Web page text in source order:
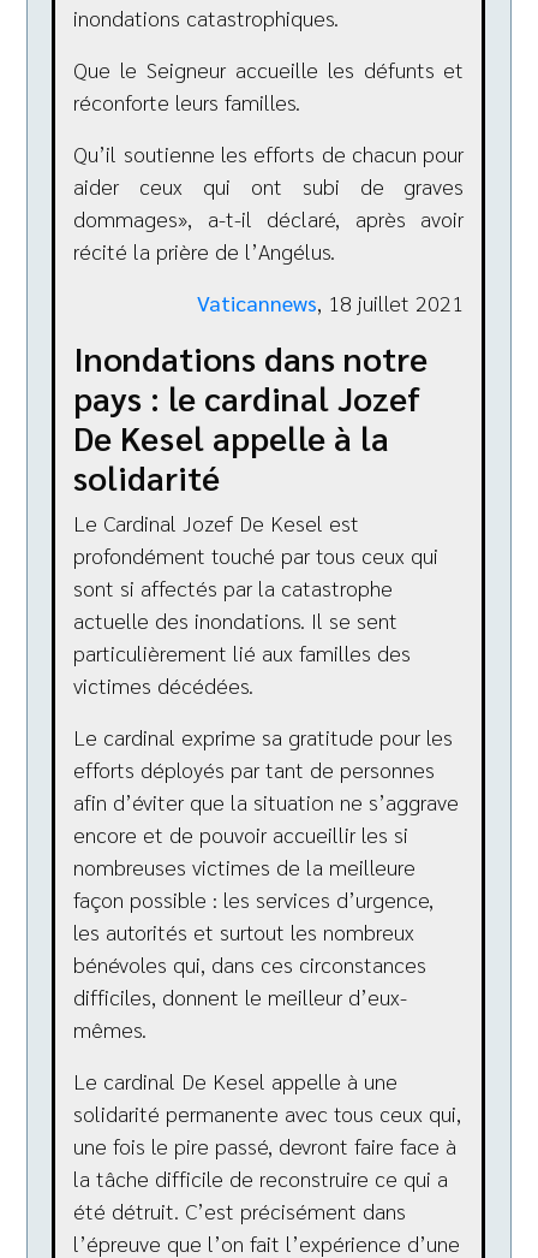
inondations catastrophiques.
Que le Seigneur accueille les défunts et
réconforte leurs familles.
Qu’il soutienne les efforts de chacun pour
aider ceux qui ont subi de graves
dommages», a-t-il déclaré, après avoir
récité la prière de l’Angélus.
Vaticannews , 18 juillet 2021
Inondations dans notre
pays : le cardinal Jozef
De Kesel appelle à la
solidarité
Le Cardinal Jozef De Kesel est
profondément touché par tous ceux qui
sont si affectés par la catastrophe
actuelle des inondations. Il se sent
particulièrement lié aux familles des
victimes décédées.
Le cardinal exprime sa gratitude pour les
efforts déployés par tant de personnes
afin d’éviter que la situation ne s’aggrave
encore et de pouvoir accueillir les si
nombreuses victimes de la meilleure
façon possible : les services d’urgence,
les autorités et surtout les nombreux
bénévoles qui, dans ces circonstances
difficiles, donnent le meilleur d’eux-
mêmes.
Le cardinal De Kesel appelle à une
solidarité permanente avec tous ceux qui,
une fois le pire passé, devront faire face à
la tâche difficile de reconstruire ce qui a
été détruit. C’est précisément dans
l’épreuve que l’on fait l’expérience d’une